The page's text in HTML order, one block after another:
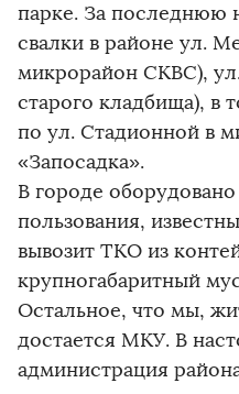
парке. За последнюю
свалки в районе ул.
микрорайон СКВС),
старого кладбища), в
по ул. Стадионной в
«Запосадка».
В городе
пользования,
вывозит ТКО из
крупногабаритный
Остальное, что мы,
достается МКУ. В
администрация